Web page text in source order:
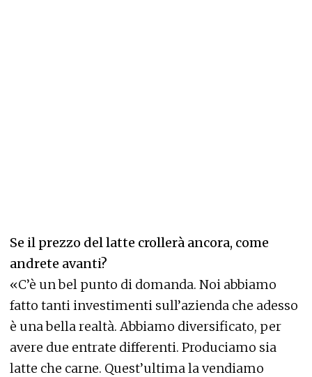
Se il prezzo del latte crollerà ancora, come
andrete avanti?
«C’è un bel punto di domanda. Noi abbiamo
fatto tanti investimenti sull’azienda che adesso
è una bella realtà. Abbiamo diversificato, per
avere due entrate differenti. Produciamo sia
latte che carne. Quest’ultima la vendiamo